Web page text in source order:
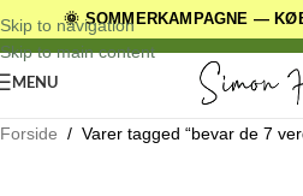
🌞 SOMMERKAMPAGNE —
Skip to navigation
Skip to main content
DANSKE
MENU
Forside / Varer tagged “bevar de 7